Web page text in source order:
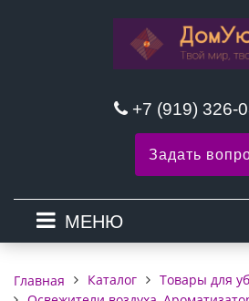
+7 (919) 326-
Задать
МЕНЮ
Главная Каталог
Товары для